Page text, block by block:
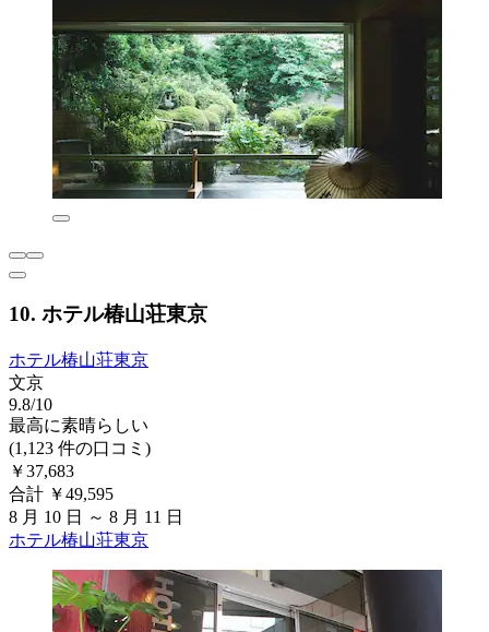
10. ホテル椿山荘東京
ホテル椿山荘東京
文京
9.8/10
最高に素晴らしい
(1,123 件の口コミ)
￥37,683
合計 ￥49,595
8 月 10 日 ～ 8 月 11 日
ホテル椿山荘東京